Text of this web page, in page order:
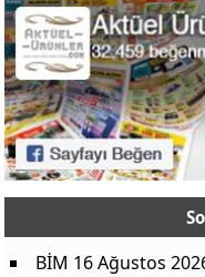
BİM 16 Ağustos